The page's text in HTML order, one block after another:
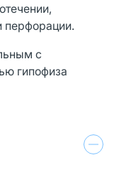
перфорации.
с
гипофиза